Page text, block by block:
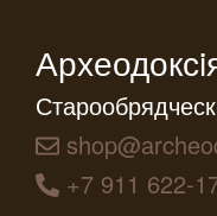
+7 911 622-